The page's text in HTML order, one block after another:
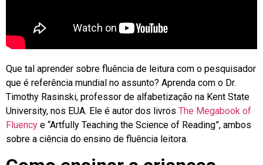
Que tal aprender sobre fluência de leitura com o pesquisador
que é referência mundial no assunto? Aprenda com o Dr.
Timothy Rasinski, professor de alfabetização na Kent State
University, nos EUA. Ele é autor dos livros The Megabook of
Fluency e “Artfully Teaching the Science of Reading”, ambos
sobre a ciência do ensino de fluência leitora.